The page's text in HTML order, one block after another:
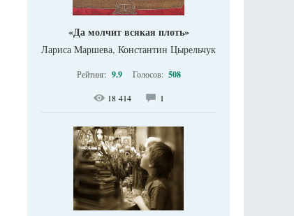
«Да молчит всякая плоть»
Лариса Маршева, Константин Цырельчук
Рейтинг: 9.9 Голосов: 508
18 414 1